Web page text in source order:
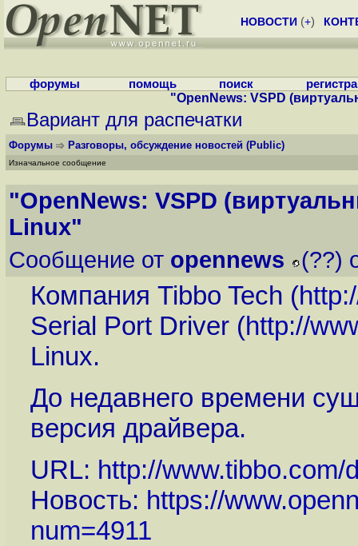
НОВОСТИ (+)
форумы помощь поиск
"OpenNews: VSPD
Вариант для распечатки
Форумы Разговоры, обсуждение новостей (Public)
Изначальное сообщение
"OpenNews: VSPD
Linux"
Сообщение от opennews (??)
Компания Tibbo Tech (
Serial Port Driver (http://
Linux.
До недавнего времени
версия драйвера.
URL: http://www.tibbo.com/
Новость: https://
num=4911